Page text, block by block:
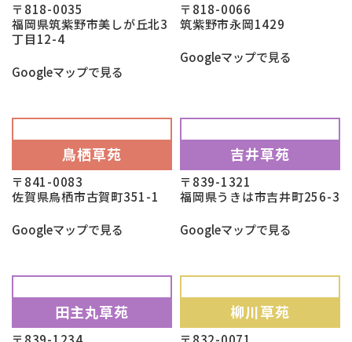
〒818-0035
福岡県筑紫野市美しが丘北3
丁目12-4
Googleマップで見る
〒818-0066
筑紫野市永岡1429
Googleマップで見る
鳥栖草苑
〒841-0083
佐賀県鳥栖市古賀町351-1
Googleマップで見る
吉井草苑
〒839-1321
福岡県うきは市吉井町256-3
Googleマップで見る
田主丸草苑 柳川草苑